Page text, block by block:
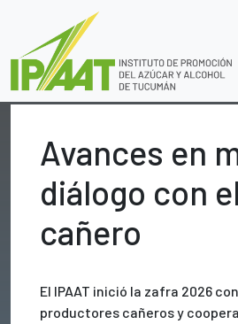
Avances en
diálogo con
cañero
El IPAAT inició la zafra 2026
productores cañeros y